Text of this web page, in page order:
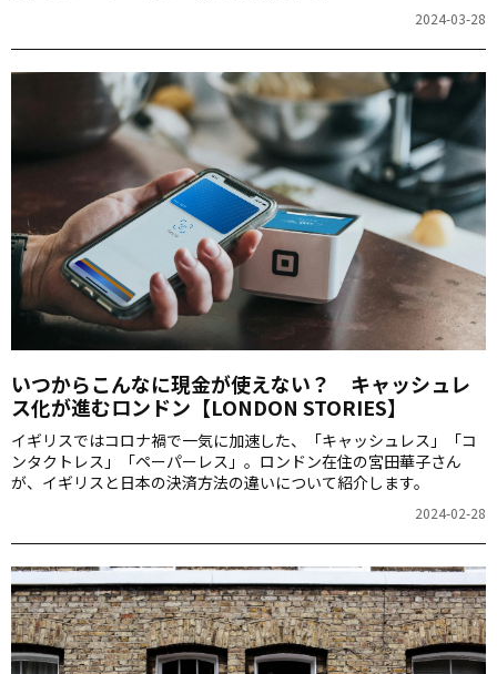
2024-03-28
いつからこんなに現金が使えない？ キャッシュレ
ス化が進むロンドン【LONDON STORIES】
イギリスではコロナ禍で一気に加速した、「キャッシュレス」「コ
ンタクトレス」「ペーパーレス」。ロンドン在住の宮田華子さん
が、イギリスと日本の決済方法の違いについて紹介します。
2024-02-28